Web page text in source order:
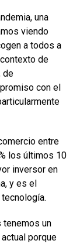
una
viendo
a todos a
de
de
con el
entre
los últimos 10
inversor en
y es el
tenemos un
porque